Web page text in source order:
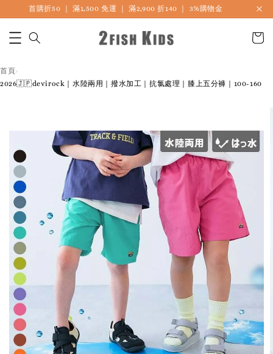
首購折50 ｜ 滿1,500 免運 ｜ 滿2,900 折140 ｜ 3%購物金
🎏 LINE海外連線社團開放加入中
首頁›
2026🇯🇵devirock｜水陸兩用｜撥水加工｜抗氯處理｜膝上五分褲｜100-160